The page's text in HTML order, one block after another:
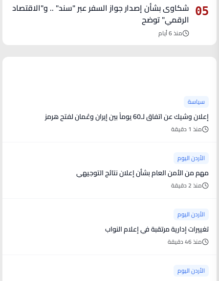
05
شكاوى بشأن إصدار جواز السفر عبر "سند" .. و"الاقتصاد
الرقمي" توضح
منذ 6 أيام
سياسة
إعلان وشيك عن اتفاق لـ60 يوماً بين إيران وعُمان لفتح هرمز
منذ 1 دقيقة
الأردن اليوم
مهم من الأمن العام بشأن إعلان نتائج التوجيهي
منذ 2 دقيقة
الأردن اليوم
تغييرات إدارية مرتقبة في إعلام النواب
منذ 46 دقيقة
الأردن اليوم